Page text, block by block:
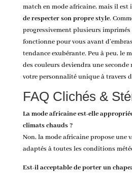
match en mode africaine, mais il
de respecter son propre style.
progressivement plusieurs
fonctionne pour vous avant
tendance exubérante. Peu à peu, le
des couleurs deviendra une
votre personnalité unique à travers
FAQ Clichés &
La mode africaine est-elle
climats chauds ?
Non, la mode africaine propose une
adaptés à toutes les conditions
Est-il acceptable de porter un